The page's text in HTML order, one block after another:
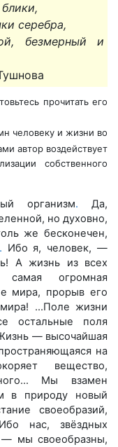
серебра,
безмерный и
прочитать его
человеку и жизни во
автор воздействует
собственного
организм. Да,
но духовно,
же бесконечен,
Ибо я, человек, —
А жизнь из всех
огромная
мира, прорыв его
…Поле жизни
остальные поля
— высочайшая
на
вещество,
Мы взамен
в природу новый
своеобразий,
нас, звёздных
мы своеобразны,